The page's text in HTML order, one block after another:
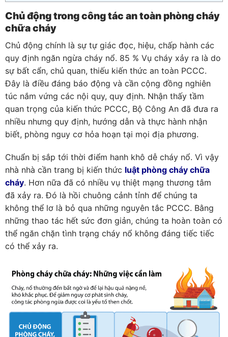
Chủ động trong công tác an toàn phòng cháy
chữa cháy
Chủ động chính là sự tự giác đọc, hiệu, chấp hành các
quy định ngăn ngừa cháy nổ. 85 % Vụ cháy xảy ra là do
sự bất cẩn, chủ quan, thiếu kiến thức an toàn PCCC.
Đây là điều đáng báo động và cần cộng đồng nghiên
túc nắm vứng các nội quy, quy định. Nhận thấy tầm
quan trọng của kiến thức PCCC, Bộ Công An đã đưa ra
nhiều nhưng quy định, hướng dẫn và thực hành nhận
biết, phòng nguy cơ hỏa hoạn tại mọi địa phương.
Chuẩn bị sắp tới thời điểm hanh khô dễ cháy nổ. Vì vậy
nhà nhà cần trang bị kiến thức luật phòng cháy chữa
cháy. Hơn nữa đã có nhiều vụ thiệt mạng thương tâm
đã xảy ra. Đó là hồi chuông cảnh tỉnh để chúng ta
không thể lơ là bỏ qua những nguyên tắc PCCC. Bằng
những thao tác hết sức đơn giản, chúng ta hoàn toàn có
thể ngăn chặn tình trạng cháy nổ không đáng tiếc tiếc
có thể xảy ra.